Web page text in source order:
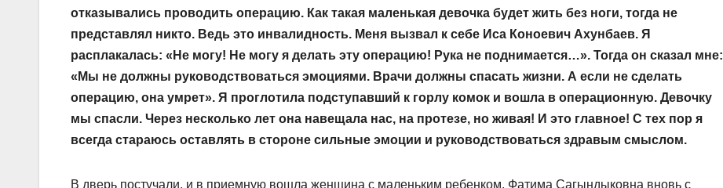
отказывались проводить операцию. Как такая маленькая девочка будет жить без ноги, тогда не
представлял никто. Ведь это инвалидность. Меня вызвал к себе Иса Коноевич Ахунбаев. Я
расплакалась: «Не могу! Не могу я делать эту операцию! Рука не поднимается…». Тогда он сказал мне:
«Мы не должны руководствоваться эмоциями. Врачи должны спасать жизни. А если не сделать
операцию, она умрет». Я проглотила подступавший к горлу комок и вошла в операционную. Девочку
мы спасли. Через несколько лет она навещала нас, на протезе, но живая! И это главное! С тех пор я
всегда стараюсь оставлять в стороне сильные эмоции и руководствоваться здравым смыслом.
В дверь постучали, и в приемную вошла женщина с маленьким ребенком. Фатима Сагындыковна вновь с